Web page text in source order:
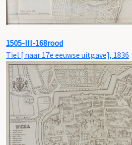
1505-III-168rood
Tiel [ naar 17e eeuwse uitgave], 1836